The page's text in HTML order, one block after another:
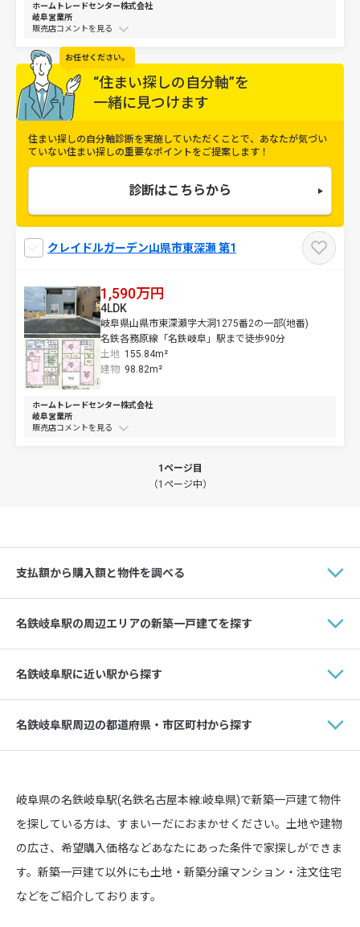
ホームトレードセンター株式会社
岐阜営業所
販売店コメントを
クレイドルガーデン山県市東深瀬 第1
1,590万円
岐阜県山県市東深瀬字大洞1275番2の一部(地番)
名鉄各務原線「名鉄岐阜」駅まで徒歩90分
土地 155.84m²
4LDK
建物 98.82m²
ホームトレードセンター株式会社
岐阜営業所
販売店コメントを
お任せください。
“住まい探しの自分軸”を
一緒に見つけます
住まい探しの自分軸診断を実施していただくことで、 あなたが気づい
ていない住まい探しの重要なポイントをご提案します！
診断はこちらから
1ページ目
（1ページ中）
支払額から購入額と物件を調べる
名鉄岐阜駅の周辺エリアの新築一戸建てを探す
名鉄岐阜駅に近い駅から探す
名鉄岐阜駅周辺の都道府県・市区町村から探す
岐阜県の名鉄岐阜駅(名鉄名古屋本線:岐阜県)で新築一戸建て物件
を探している方は、すまいーだにおまかせください。土地や建物
の広さ、希望購入価格などあなたにあった条件で家探しができま
す。新築一戸建て以外にも土地・新築分譲マンション・注文住宅
などをご紹介しております。